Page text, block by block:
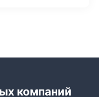
компаний